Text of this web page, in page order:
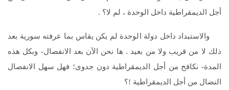
أجل الديمقراطية داخل الوحدة ، لم لا؟ .
والاستبداد داخل دولة الوحدة لم يكن يقاس بما عرفته سورية بعد
ذلك لا من قريب ولا من بعيد . ها نحن الآن بعد الانفصال- وبكل هذه
المدة- نكافح من أجل الديمقراطية دون جدوى؛ فهل سهل الانفصال
النضال من أجل الديمقراطية !؟